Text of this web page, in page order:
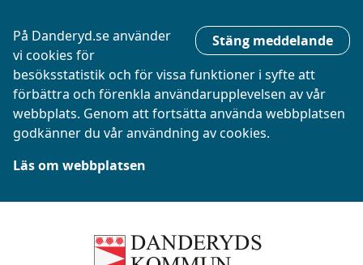
Stäng meddelande
På Danderyd.se använder
vi cookies för
besöksstatistik och för vissa funktioner i syfte att
förbättra och förenkla användarupplevelsen av vår
webbplats. Genom att fortsätta använda webbplatsen
godkänner du vår användning av cookies.
Läs om webbplatsen